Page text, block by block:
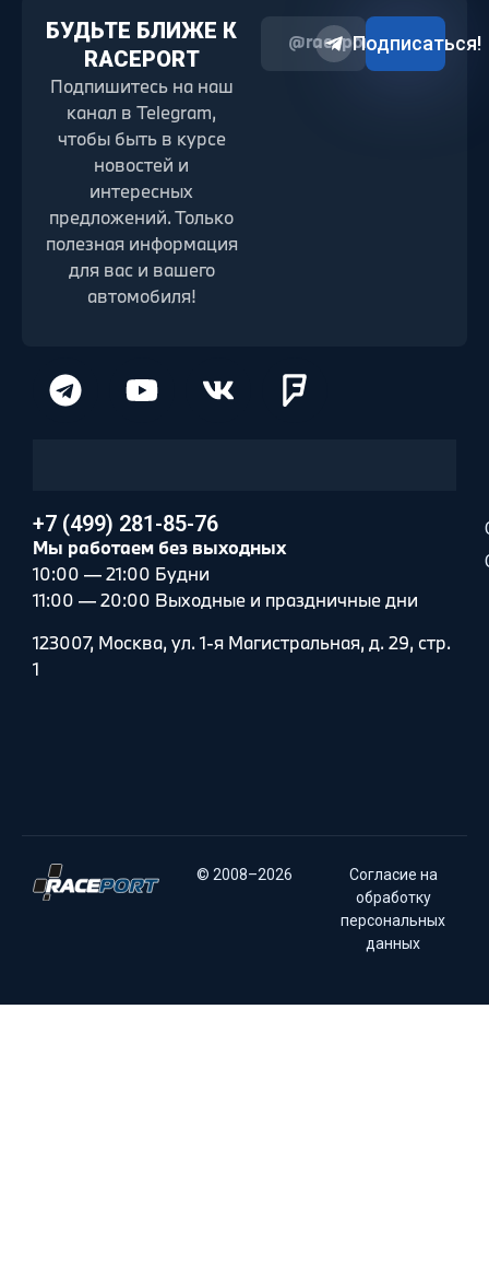
БУДЬТЕ БЛИЖЕ К
RACEPORT
Подпишитесь на наш
канал в Telegram,
чтобы быть в курсе
новостей и
интересных
предложений. Только
полезная информация
для вас и вашего
автомобиля!
@raceport2022
Подписаться!
+7 (499) 281-85-76
Мы работаем без выходных
10:00 — 21:00 Будни
11:00 — 20:00 Выходные и праздничные дни
123007, Москва, ул. 1-я Магистральная, д. 29, стр.
1
© 2008–2026
Согласие на
обработку
персональных
данных